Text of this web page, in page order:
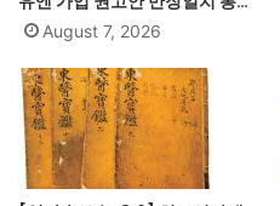
(1991)·싱가포르, 말레이시아에
서 분리 독립(1965)·닉슨, 워터
게이트로 사상 첫 대통령 사임
(1974)
August 7, 2026